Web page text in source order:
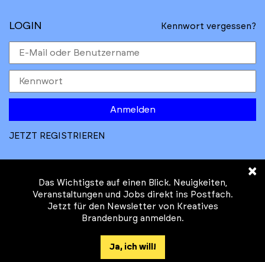
LOGIN Kennwort vergessen?
Anmelden
JETZT REGISTRIEREN
© Kreatives Brandenburg im Auftrag des
Klimaschutz des Landes Brandenburg
×
Das Wichtigste auf einen Blick. Neuigkeiten,
Veranstaltungen und Jobs direkt ins Postfach.
Jetzt für den Newsletter von Kreatives
Brandenburg anmelden.
Ja, ich will!